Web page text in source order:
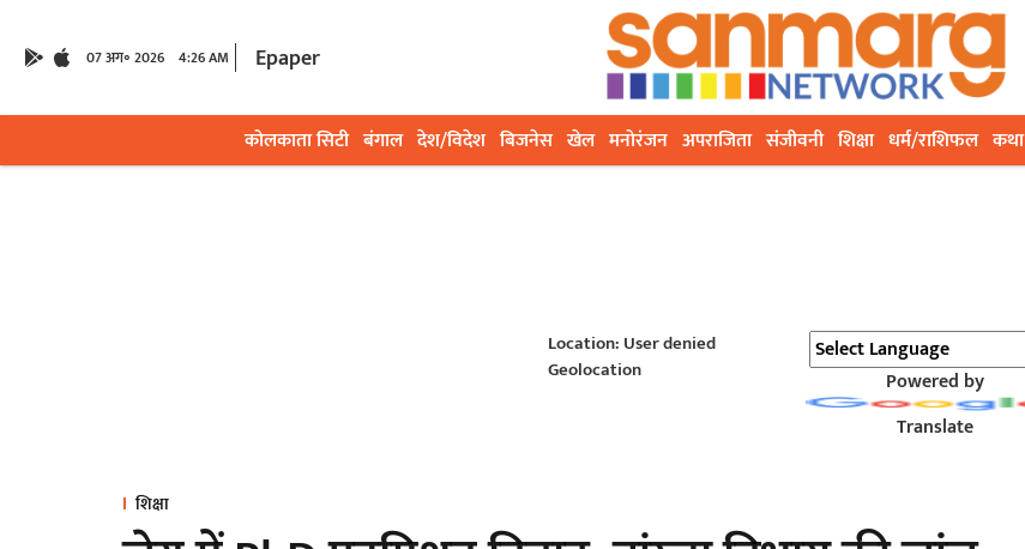
07 अग॰ 2026 4:26 AM Epaper
कोलकाता सिटी बंगाल देश/विदेश बिजनेस खेल मनोरंजन अपराजिता संजीवनी शिक्षा धर्म/राशिफल कथा
Location: User denied
Geolocation
Powered by
Translate
शिक्षा